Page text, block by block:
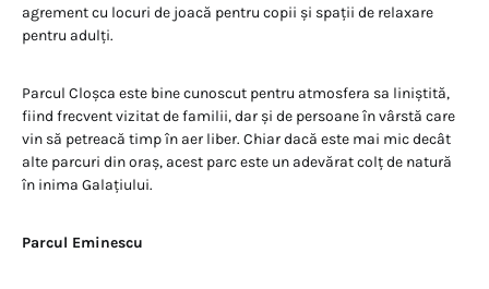
agrement cu locuri de joacă pentru copii și spații de relaxare
pentru adulți.
Parcul Cloșca este bine cunoscut pentru atmosfera sa liniștită,
fiind frecvent vizitat de familii, dar și de persoane în vârstă care
vin să petreacă timp în aer liber. Chiar dacă este mai mic decât
alte parcuri din oraș, acest parc este un adevărat colț de natură
în inima Galațiului.
Parcul Eminescu